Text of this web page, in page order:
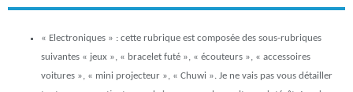
« Electroniques » : cette rubrique est composée des sous-rubriques
suivantes « jeux », « bracelet futé », « écouteurs », « accessoires
voitures », « mini projecteur », « Chuwi ». Je ne vais pas vous détailler